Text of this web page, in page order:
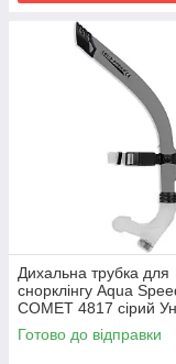
Дихальна трубка для
снорклінгу Aqua
COMET 4817 сірий
OSFM 281-07
Готово до відправки